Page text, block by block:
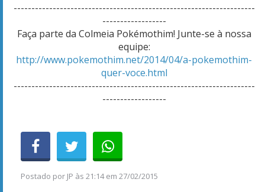
--------------------------------------------------------------------
------------------
Faça parte da Colmeia Pokémothim! Junte-se à nossa
equipe:
http://www.pokemothim.net/2014/04/a-pokemothim-
quer-voce.html
--------------------------------------------------------------------
------------------
Postado por JP às 21:14 em 27/02/2015